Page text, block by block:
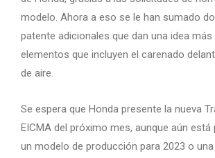
modelo. Ahora a eso se le han sumado
patente adicionales que dan una idea
elementos que incluyen el carenado
de aire.
Se espera que Honda presente la nueva
EICMA del próximo mes, aunque aún
un modelo de producción para 2023 o